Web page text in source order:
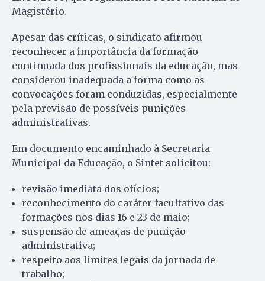
Magistério.
Apesar das críticas, o sindicato afirmou
reconhecer a importância da formação
continuada dos profissionais da educação, mas
considerou inadequada a forma como as
convocações foram conduzidas, especialmente
pela previsão de possíveis punições
administrativas.
Em documento encaminhado à Secretaria
Municipal da Educação, o Sintet solicitou:
revisão imediata dos ofícios;
reconhecimento do caráter facultativo das
formações nos dias 16 e 23 de maio;
suspensão de ameaças de punição
administrativa;
respeito aos limites legais da jornada de
trabalho;